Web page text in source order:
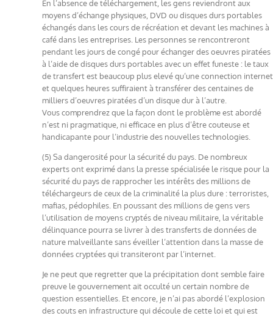
En l’absence de téléchargement, les gens reviendront aux
moyens d’échange physiques, DVD ou disques durs portables
échangés dans les cours de récréation et devant les machines à
café dans les entreprises. Les personnes se rencontreront
pendant les jours de congé pour échanger des oeuvres piratées
à l’aide de disques durs portables avec un effet funeste : le taux
de transfert est beaucoup plus elevé qu’une connection internet
et quelques heures suffiraient à transférer des centaines de
milliers d’oeuvres piratées d’un disque dur à l’autre.
Vous comprendrez que la façon dont le problème est abordé
n’est ni pragmatique, ni efficace en plus d’être couteuse et
handicapante pour l’industrie des nouvelles technologies.
(5) Sa dangerosité pour la sécurité du pays. De nombreux
experts ont exprimé dans la presse spécialisée le risque pour la
sécurité du pays de rapprocher les intérêts des millions de
téléchargeurs de ceux de la criminalité la plus dure : terroristes,
mafias, pédophiles. En poussant des millions de gens vers
l’utilisation de moyens cryptés de niveau militaire, la véritable
délinquance pourra se livrer à des transferts de données de
nature malveillante sans éveiller l’attention dans la masse de
données cryptées qui transiteront par l’internet.
Je ne peut que regretter que la précipitation dont semble faire
preuve le gouvernement ait occulté un certain nombre de
question essentielles. Et encore, je n’ai pas abordé l’explosion
des couts en infrastructure qui découle de cette loi et qui est